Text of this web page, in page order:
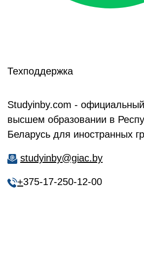
Техподдержка
Studyinby.com -
высшем образовании в
Беларусь для иностранных
studyinby@giac.by
+375-17-250-12-00